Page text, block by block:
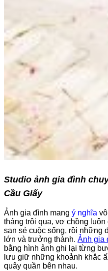
Studio ảnh gia đình
Cầu Giấy
Ảnh gia đình mang ý nghĩa
tháng trôi qua, vợ chồng
san sẻ cuộc sống, rồi những
lớn và trưởng thành. Ảnh gia
bằng hình ảnh ghi lại từng
lưu giữ những khoảnh khắc
quây quần bên nhau.